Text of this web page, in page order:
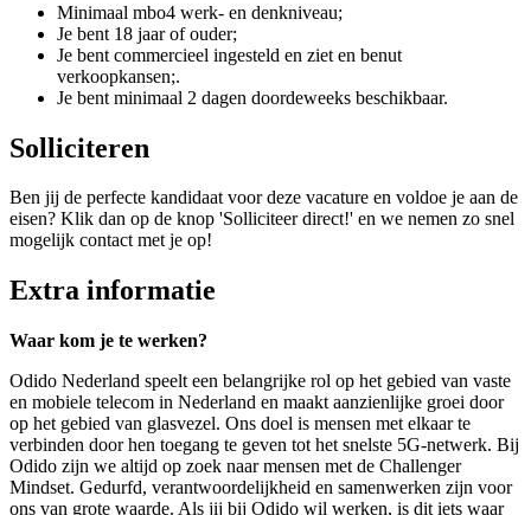
Minimaal mbo4 werk- en denkniveau;
Je bent 18 jaar of ouder;
Je bent commercieel ingesteld en ziet en benut
verkoopkansen;.
Je bent minimaal 2 dagen doordeweeks beschikbaar.
Solliciteren
Ben jij de perfecte kandidaat voor deze vacature en voldoe je aan de
eisen? Klik dan op de knop 'Solliciteer direct!' en we nemen zo snel
mogelijk contact met je op!
Extra informatie
Waar kom je te werken?
Odido Nederland speelt een belangrijke rol op het gebied van vaste
en mobiele telecom in Nederland en maakt aanzienlijke groei door
op het gebied van glasvezel. Ons doel is mensen met elkaar te
verbinden door hen toegang te geven tot het snelste 5G-netwerk. Bij
Odido zijn we altijd op zoek naar mensen met de Challenger
Mindset. Gedurfd, verantwoordelijkheid en samenwerken zijn voor
ons van grote waarde. Als jij bij Odido wil werken, is dit iets waar